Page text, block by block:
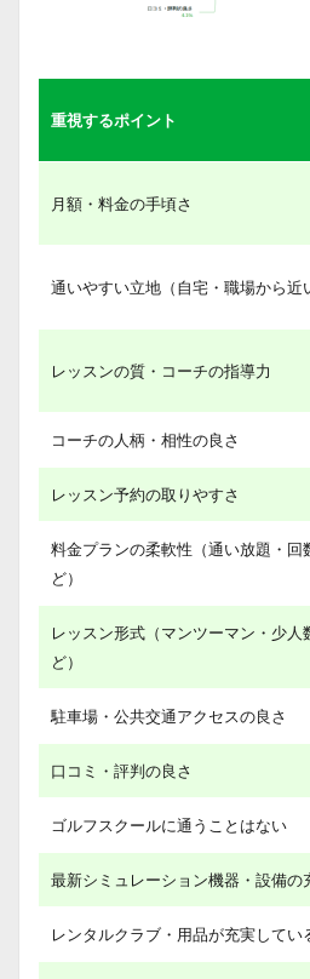
重視するポイント
月額・料金の手頃さ
通いやすい立地（自宅・職場から近
レッスンの質・コーチの指導力
コーチの人柄・相性の良さ
レッスン予約の取りやすさ
料金プランの柔軟性（通い放題・回
ど）
レッスン形式（マンツーマン・少人
ど）
駐車場・公共交通アクセスの良さ
口コミ・評判の良さ
ゴルフスクールに通うことはない
最新シミュレーション機器・設備の
レンタルクラブ・用品が充実してい